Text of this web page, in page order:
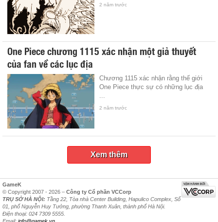
2 năm trước
One Piece chương 1115 xác nhận một giả thuyết
của fan về các lục địa
Chương 1115 xác nhận rằng thế giới
One Piece thực sự có những lục địa
2 năm trước
Xem thêm
GameK
© Copyright 2007 - 2026 – Công ty Cổ phần VCCorp
TRỤ SỞ HÀ NỘI: Tầng 22, Tòa nhà Center Building, Hapulico Complex, Số
01, phố Nguyễn Huy Tưởng, phường Thanh Xuân, thành phố Hà Nội.
Điện thoại: 024 7309 5555.